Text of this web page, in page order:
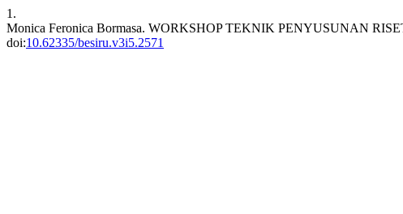
1.
Monica Feronica Bormasa. WORKSHOP TEKNIK PENYUSUNAN
doi:10.62335/besiru.v3i5.2571